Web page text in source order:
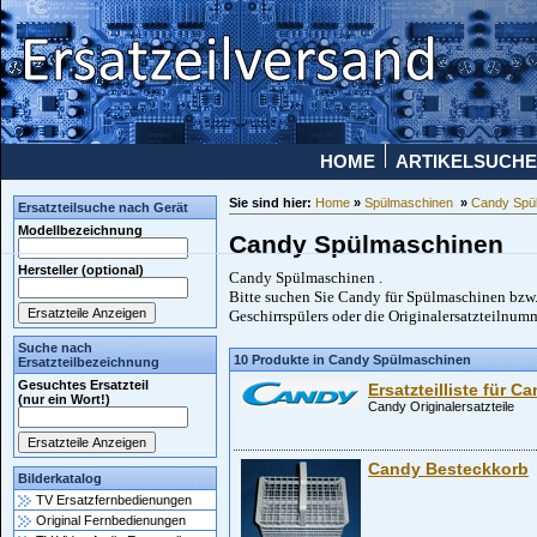
HOME
Ersatzteilsuche nach Gerät
Modellbezeichnung
Hersteller (optional)
Suche nach
Ersatzteilbezeichnung
Gesuchtes Ersatzteil
(nur ein Wort!)
Bilderkatalog
TV Ersatzfernbedienungen
Original Fernbedienungen
Sie sind hier: Home » Spülmaschinen » Candy
Candy Spülmaschinen
Candy Spülmaschinen .
Bitte suchen Sie Candy für Spülmaschinen
Geschirrspülers oder die
10 Produkte in Candy Spülmaschinen
Ersatzteilliste für
Candy Originalersatzteile
Candy Besteckkorb